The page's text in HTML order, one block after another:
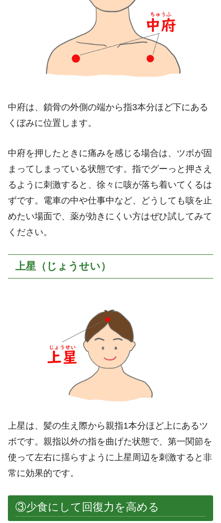
中府は、鎖骨の外側の端から指3本分ほど下にある
くぼみに位置します。
中府を押したときに痛みを感じる場合は、ツボが固
まってしまっている状態です。指でグーっと押さえ
るように刺激すると、徐々に咳が落ち着いてくるは
ずです。電車の中や仕事中など、どうしても咳を止
めたい場面で、薬が効きにくい方はぜひ試してみて
ください。
上星（じょうせい）
上星は、髪の生え際から親指1本分ほど上にあるツ
ボです。親指以外の指を曲げた状態で、第一関節を
使って左右に揺らすように上星周辺を刺激すると非
常に効果的です。
③少食にして回復力を高める